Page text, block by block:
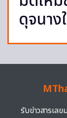
ดุจนา
รับข่าวสารเล